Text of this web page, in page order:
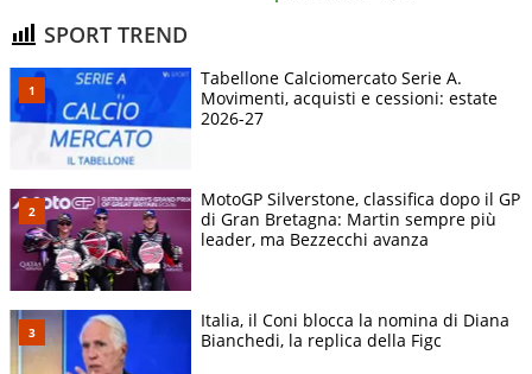
SPORT TREND
Tabellone Calciomercato Serie A.
Movimenti, acquisti e cessioni: estate
2026-27
MotoGP Silverstone, classifica dopo il GP
di Gran Bretagna: Martin sempre più
leader, ma Bezzecchi avanza
Italia, il Coni blocca la nomina di Diana
Bianchedi, la replica della Figc